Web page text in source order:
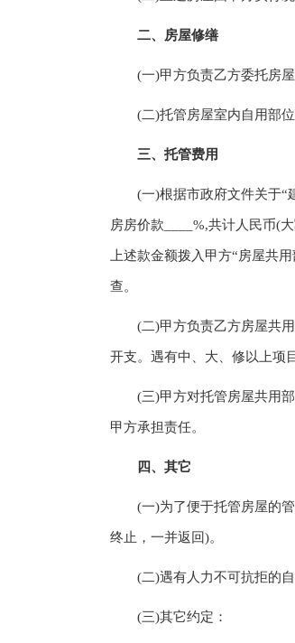
二、房屋修缮
(一)甲方负责乙方委托房屋
(二)托管房屋室内自用部位
三、托管费用
(一)根据市政府文件关于“建
房房价款____%,共计人民币(
上述款金额拨入甲方“房屋共
查。
(二)甲方负责乙方房屋共用
开支。遇有中、大、修以上项
(三)甲方对托管房屋共用部
甲方承担责任。
四、其它
(一)为了便于托管房屋的管
终止，一并返回)。
(二)遇有人力不可抗拒的自
(三)其它约定：